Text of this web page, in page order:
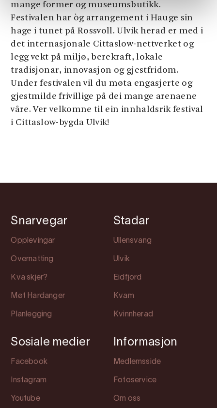
mange former og museumsbutikk.
Festivalen har òg arrangement i Hauge sin
hage i tunet på Rossvoll. Ulvik herad er med i
det internasjonale Cittaslow-nettverket og
legg vekt på miljø, berekraft, lokale
tradisjonar, innovasjon og gjestfridom.
Under festivalen vil du møta engasjerte og
gjestmilde frivillige på dei mange arenaene
våre. Ver velkomne til ein innhaldsrik festival
i Cittaslow-bygda Ulvik!
Snarvegar
Opplevingar
Overnatting
Kva skjer?
Møt Hardanger
Planlegging
Stadar
Ullensvang
Ulvik
Eidfjord
Kvam
Kvinnherad
Sosiale medier
Facebook
Instagram
Youtube
Informasjon
Medlemsside
Fotoservice
Om oss